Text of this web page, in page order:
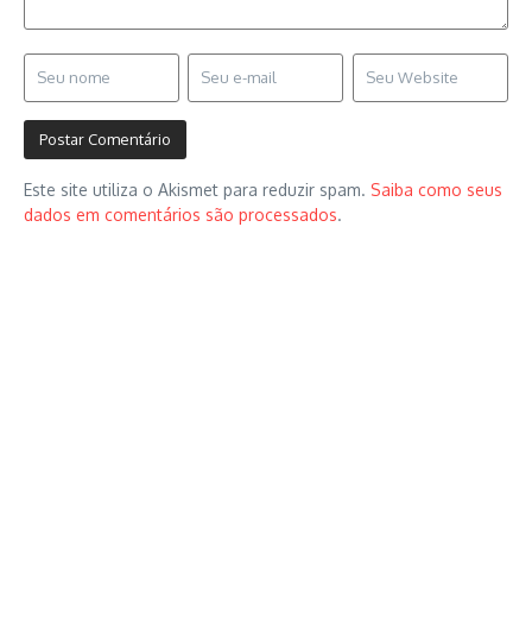
Este site utiliza o Akismet para reduzir spam. Saiba como seus
dados em comentários são processados.